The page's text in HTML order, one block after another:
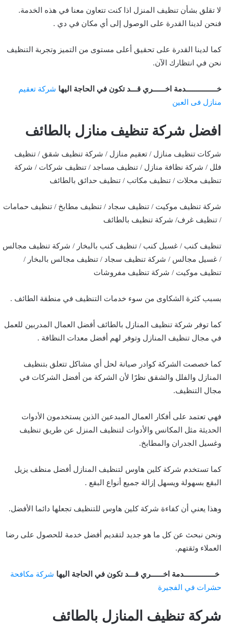
لا تقلق بشأن تنظيف المنزل اذا كنت تتعاون معنا في هذه الخدمة.
فنحن لدينا القدرة على الوصول إلى أي مكان في دي .
كما لدينا القدرة على تحقيق أعلى مستوى من التميز وتجربة التنظيف
نحن في انتظارك الآن.
خـــــــــــــــدمة اخــــــري قـــد تكون في الحاجة اليها شركة تعقيم
منازل فى العين
افضل شركة تنظيف منازل بالطائف
شركات تنظيف منازل / تعقيم منازل / شركة تنظيف شقق / تنظيف
فلل / شركة نظافة منازل / تنظيف مساجد / تنظيف شركات / شركة
تنظيف محلات / تنظيف مكاتب / تنظيف حدائق بالطائف
شركة تنظيف موكيت / تنظيف سجاد / تنظيف مطابخ / تنظيف حمامات
/ تنظيف غرف/ شركة تنظيف بالطائف
تنظيف كنب / غسيل كنب / تنظيف كنب بالبخار / شركة تنظيف مجالس
/ غسيل مجالس / شركة تنظيف سجاد / تنظيف مجالس بالبخار /
تنظيف موكيت / شركة تنظيف مفروشات
بسبب كثرة الشكاوى من سوء خدمات التنظيف في منطقة الطائف .
كما توفر شركة تنظيف المنازل بالطائف أفضل العمال المدربين للعمل
في مجال تنظيف المنازل وتوفر لهم أفضل معدات النظافة .
كما خصصت الشركة كوادر صيانة لحل أي مشاكل تتعلق بتنظيف
المنازل والفلل والشقق نظرًا لأن الشركة من أفضل الشركات في
مجال التنظيف.
فهي تعتمد على أفكار العمال المبدعين الذين يستخدمون الأدوات
الحديثة مثل المكانس والأدوات لتنظيف المنزل عن طريق تنظيف
وغسيل الجدران والمطابخ.
كما تستخدم شركة كلين هاوس لتنظيف المنازل أفضل منظف يزيل
البقع بسهولة ويسهل إزالة جميع أنواع البقع .
وهذا يعني أن كفاءة شركة كلين هاوس للتنظيف تجعلها دائما الأفضل.
ونحن نبحث عن كل ما هو جديد لتقديم أفضل خدمة للحصول على رضا
العملاء وثقتهم.
خـــــــــــــــدمة اخــــــري قـــد تكون في الحاجة اليها شركة مكافحة
حشرات في الفجيرة
شركة تنظيف المنازل بالطائف